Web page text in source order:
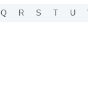
Q R S T U